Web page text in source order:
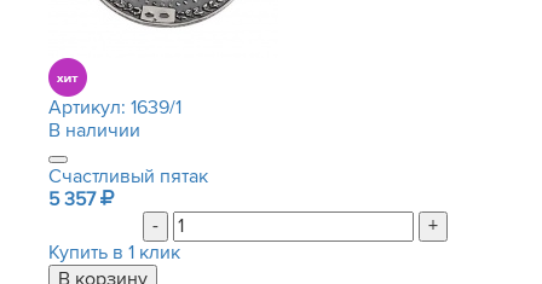
Артикул: 1639/1
В наличии
Счастливый пятак
5 357
-
+
Купить в 1 клик